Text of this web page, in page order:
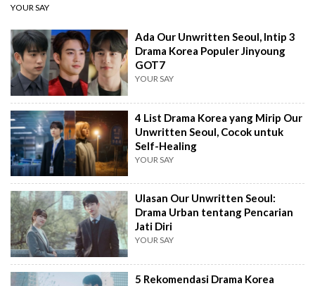
YOUR SAY
Ada Our Unwritten Seoul, Intip 3
Drama Korea Populer Jinyoung
GOT7
YOUR SAY
4 List Drama Korea yang Mirip Our
Unwritten Seoul, Cocok untuk
Self-Healing
YOUR SAY
Ulasan Our Unwritten Seoul:
Drama Urban tentang Pencarian
Jati Diri
YOUR SAY
5 Rekomendasi Drama Korea